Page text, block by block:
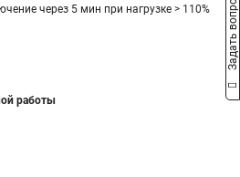
через 5 мин при нагрузке > 110%
работы
Задать вопрос